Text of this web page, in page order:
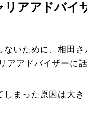
アアドバイ
いために、相田さ
アドバイザーに話
まった原因は大き